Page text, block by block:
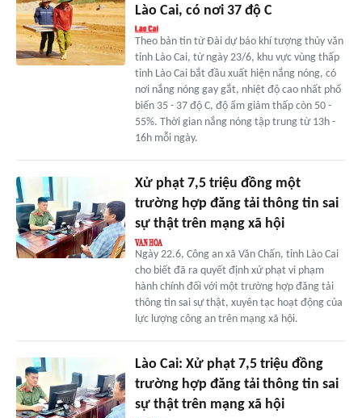
Lào Cai, có nơi 37 độ C
Theo bản tin từ Đài dự báo khí tượng thủy văn
tỉnh Lào Cai, từ ngày 23/6, khu vực vùng thấp
tỉnh Lào Cai bắt đầu xuất hiện nắng nóng, có
nơi nắng nóng gay gắt, nhiệt độ cao nhất phổ
biến 35 - 37 độ C, độ ẩm giảm thấp còn 50 -
55%. Thời gian nắng nóng tập trung từ 13h -
16h mỗi ngày.
Xử phạt 7,5 triệu đồng một
trường hợp đăng tải thông tin sai
sự thật trên mạng xã hội
Ngày 22.6, Công an xã Văn Chấn, tỉnh Lào Cai
cho biết đã ra quyết định xử phạt vi phạm
hành chính đối với một trường hợp đăng tải
thông tin sai sự thật, xuyên tạc hoạt động của
lực lượng công an trên mạng xã hội.
Lào Cai: Xử phạt 7,5 triệu đồng
trường hợp đăng tải thông tin sai
sự thật trên mạng xã hội